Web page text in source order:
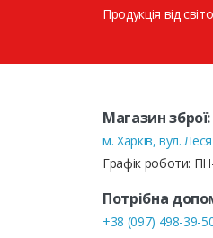
Продукція від
Магазин зброї:
м. Харків, вул.
Графік роботи:
Потрібна
+38 (097) 498-39-